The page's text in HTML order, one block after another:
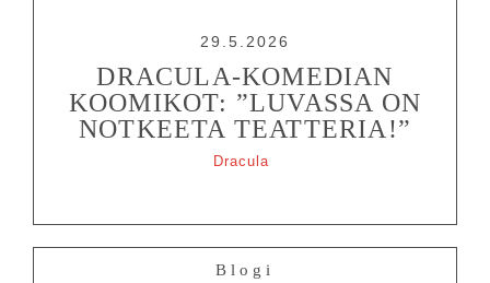
29.5.2026
DRACULA-KOMEDIAN
KOOMIKOT: ”LUVASSA ON
NOTKEETA TEATTERIA!”
Dracula
Blogi